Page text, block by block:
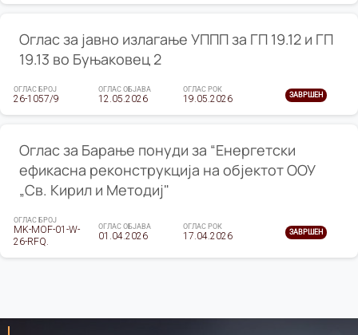
Оглас за јавно излагање УППП за ГП 19.12 и ГП
19.13 во Буњаковец 2
ОГЛАС БРОЈ
26-1057/9
ОГЛАС ОБЈАВА
12.05.2026
ОГЛАС РОК
19.05.2026 ЗАВРШЕН
Оглас за Барање понуди за “Енергетски
ефикасна реконструкција на објектот ООУ
„Св. Кирил и Методиј"
ОГЛАС БРОЈ
MK-MOF-01-W-
26-RFQ.
ОГЛАС ОБЈАВА
01.04.2026
ОГЛАС РОК
17.04.2026 ЗАВРШЕН